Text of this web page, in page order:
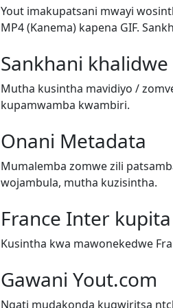
Yout imakupatsani mwayi
MP4 (Kanema) kapena GIF.
Sankhani khalidwe
Mutha kusintha mavidiyo /
kupamwamba kwambiri.
Onani Metadata
Mumalemba zomwe zili
wojambula, mutha kuzisintha.
France Inter kupita
Kusintha kwa mawonekedwe
Gawani Yout.com
Ngati mudakonda kugwiritsa